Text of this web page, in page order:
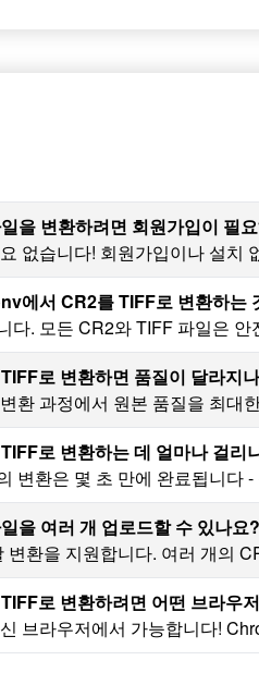
을 변환하려면 회원가입이 필
없습니다! 회원가입이나 설치
에서 CR2를 TIFF로 변환하는
다. 모든 CR2와 TIFF 파일은
로 변환하면 품질이 달라지
환 과정에서 원본 품질을 최대
로 변환하는 데 얼마나 걸리
변환은 몇 초 만에 완료됩니다
을 여러 개 업로드할 수 있나요?
변환을 지원합니다. 여러 개의
로 변환하려면 어떤 브라우
브라우저에서 가능합니다!